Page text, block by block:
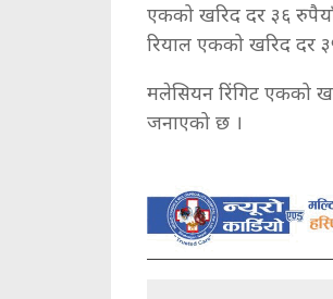
एकको खरिद दर ३६
रियाल एकको खरिद दर
मलेसियन रिंगिट एकको
जनाएको छ ।